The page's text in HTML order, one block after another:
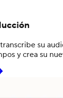
su
y crea su